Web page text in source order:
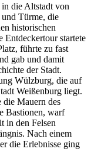
die Altstadt von
Türme, die
historischen
Entdeckertour startete
führte zu fast
gab und damit
der Stadt.
Wülzburg, die auf
Weißenburg liegt.
die Mauern des
Bastionen, warf
in den Felsen
Nach einem
die Erlebnisse ging